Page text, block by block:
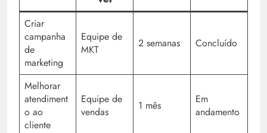
Criar
campanha
de
marketing
Equipe de
MKT
2 semanas Concluído
Melhorar
atendiment
o ao
cliente
Equipe de
vendas
1 mês
Em
andamento